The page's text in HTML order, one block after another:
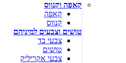
קאפה וקנווס
קאפה
קנווס
טושים וצבעים למיניהם
צבעי בד
טושים
צבעי אקריליק